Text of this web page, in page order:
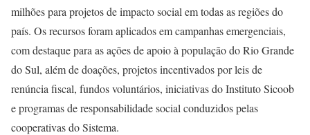
milhões para projetos de impacto social em todas as regiões do
país. Os recursos foram aplicados em campanhas emergenciais,
com destaque para as ações de apoio à população do Rio Grande
do Sul, além de doações, projetos incentivados por leis de
renúncia fiscal, fundos voluntários, iniciativas do Instituto Sicoob
e programas de responsabilidade social conduzidos pelas
cooperativas do Sistema.